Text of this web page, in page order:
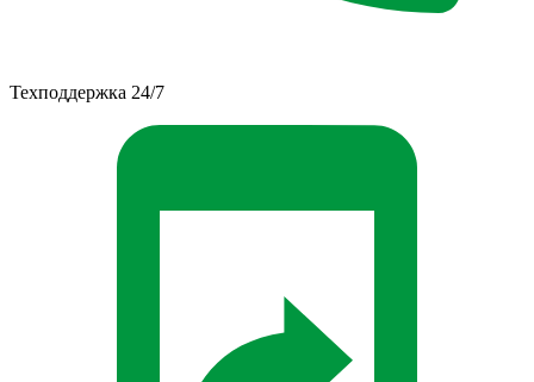
Техподдержка 24/7